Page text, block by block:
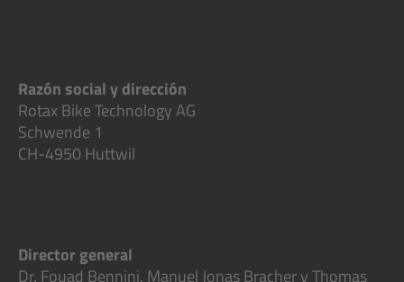
Razón social y dirección
Rotax Bike Technology AG
Schwende 1
CH-4950 Huttwil
Director general
Dr. Fouad Bennini, Manuel Jonas Bracher y Thomas